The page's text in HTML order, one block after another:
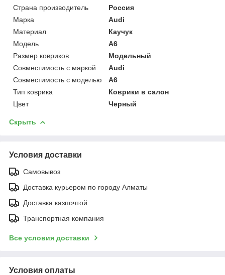
Страна производитель
Россия
Марка
Audi
Материал
Каучук
Модель
A6
Размер ковриков
Модельный
Совместимость с маркой
Audi
Совместимость с моделью
A6
Тип коврика
Коврики в салон
Цвет
Черный
Скрыть
Условия доставки
Самовывоз
Доставка курьером по городу Алматы
Доставка казпочтой
Транспортная компания
Все условия доставки
Условия оплаты